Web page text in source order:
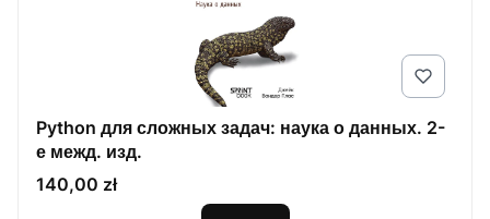
Python для сложных задач: наука о данных. 2-
е межд. изд.
Цена
140,00 zł